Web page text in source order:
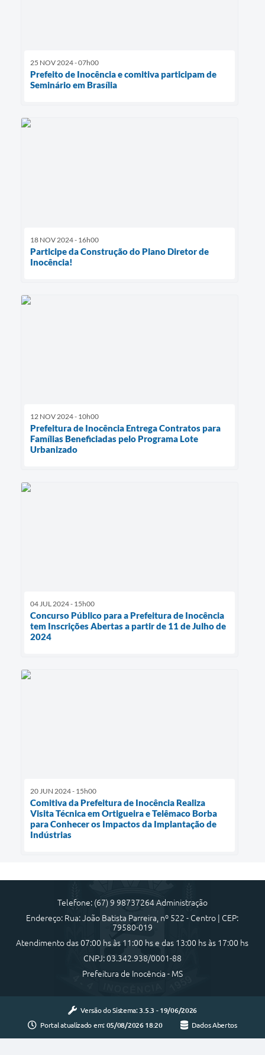
25 NOV 2024 - 07h00
Prefeito de Inocência e comitiva participam de
Seminário em Brasília
18 NOV 2024 - 16h00
Participe da Construção do Plano Diretor de
Inocência!
12 NOV 2024 - 10h00
Prefeitura de Inocência Entrega Contratos para
Famílias Beneficiadas pelo Programa Lote
Urbanizado
04 JUL 2024 - 15h00
Concurso Público para a Prefeitura de Inocência
tem Inscrições Abertas a partir de 11 de Julho de
2024
20 JUN 2024 - 15h00
Comitiva da Prefeitura de Inocência Realiza
Visita Técnica em Ortigueira e Telêmaco Borba
para Conhecer os Impactos da Implantação de
Indústrias
Telefone: (67) 9 98737264 Administração
Endereço: Rua: João Batista Parreira, nº 522 - Centro | CEP:
79580-019
Atendimento das 07:00 hs às 11:00 hs e das 13:00 hs às 17:00 hs
CNPJ: 03.342.938/0001-88
Prefeitura de Inocência - MS
Versão do Sistema: 3.5.3 - 19/06/2026
Portal atualizado em: 05/08/2026 18:20 Dados Abertos